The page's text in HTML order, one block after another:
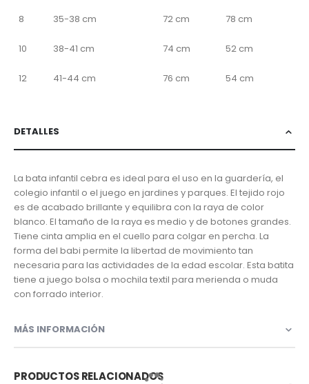
8 35-38 cm 72 cm 78 cm
10 38-41 cm 74 cm 52 cm
12 41-44 cm 76 cm 54 cm
DETALLES
La bata infantil cebra es ideal para el uso en la guardería, el
colegio infantil o el juego en jardines y parques. El tejido rojo
es de acabado brillante y equilibra con la raya de color
blanco. El tamaño de la raya es medio y de botones grandes.
Tiene cinta amplia en el cuello para colgar en percha. La
forma del babi permite la libertad de movimiento tan
necesaria para las actividades de la edad escolar. Esta batita
tiene a juego bolsa o mochila textil para merienda o muda
con forrado interior.
MÁS INFORMACIÓN
PRODUCTOS RELACIONADOS